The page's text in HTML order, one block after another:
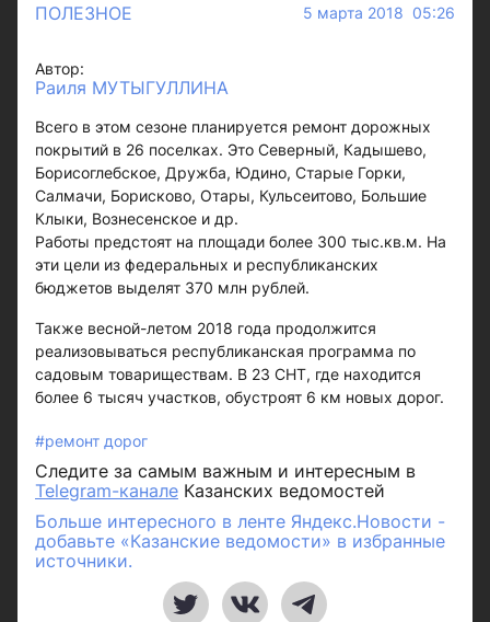
ПОЛЕЗНОЕ 5 марта 2018 05:26
Автор:
Раиля МУТЫГУЛЛИНА
Всего в этом сезоне планируется ремонт дорожных
покрытий в 26 поселках. Это Северный, Кадышево,
Борисоглебское, Дружба, Юдино, Старые Горки,
Салмачи, Борисково, Отары, Кульсеитово, Большие
Клыки, Вознесенское и др.
Работы предстоят на площади более 300 тыс.кв.м. На
эти цели из федеральных и республиканских
бюджетов выделят 370 млн рублей.
Также весной-летом 2018 года продолжится
реализовываться республиканская программа по
садовым товариществам. В 23 СНТ, где находится
более 6 тысяч участков, обустроят 6 км новых дорог.
#ремонт дорог
Следите за самым важным и интересным в
Telegram-канале Казанских ведомостей
Больше интересного в ленте Яндекс.Новости -
добавьте «Казанские ведомости» в избранные
источники.